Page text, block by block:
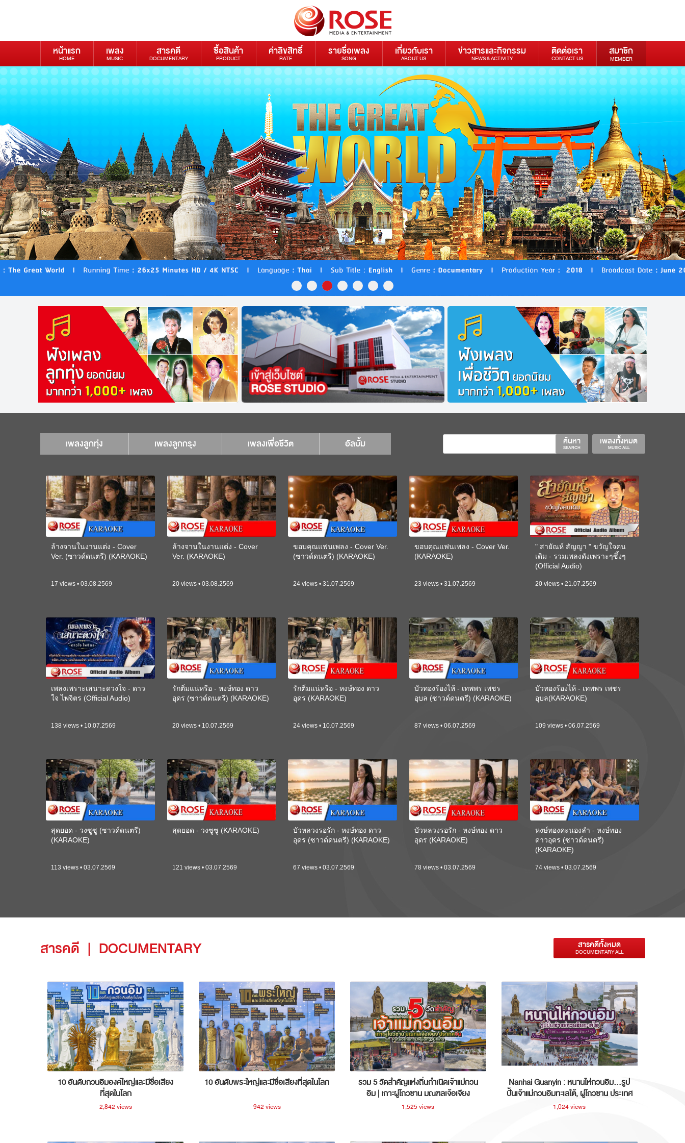
หน้าแรก
HOME
เพลง
MUSIC
สารคดี
DOCUMENTARY
ซื้อสินค้า
PRODUCT
ค่าลิขสิทธิ์
RATE
รายชื่อเพลง
SONG
เกี่ยวกับเรา
ABOUT US
ข่าวสารและกิจกรรม
NEWS & ACTIVITY
ติดต่อเรา
CONTACT US
สมาชิก
MEMBER
เพลงลูกทุ่ง เพลงลูกกรุง เพลงเพื่อชีวิต อัลบั้ม เพลงทั้งหมด
MUSIC ALL
ค้นหา
SEARCH
ล้างจานในงานแต่ง - Cover
Ver. (ซาวด์ดนตรี) (KARAOKE)
17 views • 03.08.2569
ล้างจานในงานแต่ง - Cover
Ver. (KARAOKE)
20 views • 03.08.2569
ขอบคุณแฟนเพลง - Cover Ver.
(ซาวด์ดนตรี) (KARAOKE)
24 views • 31.07.2569
ขอบคุณแฟนเพลง - Cover Ver.
(KARAOKE)
23 views • 31.07.2569
" สายัณห์ สัญญา " ขวัญใจคน
เดิม - รวมเพลงดังเพราะๆซึ้งๆ
(Official Audio)
20 views • 21.07.2569
เพลงเพราะเสนาะดวงใจ - ดาว
ใจ ไพจิตร (Official Audio)
138 views • 10.07.2569
รักติ๋มแน่หรือ - หงษ์ทอง ดาว
อุดร (ซาวด์ดนตรี) (KARAOKE)
20 views • 10.07.2569
รักติ๋มแน่หรือ - หงษ์ทอง ดาว
อุดร (KARAOKE)
24 views • 10.07.2569
บัวทองร้องไห้ - เทพพร เพชร
อุบล (ซาวด์ดนตรี) (KARAOKE)
87 views • 06.07.2569
บัวทองร้องไห้ - เทพพร เพชร
อุบล(KARAOKE)
109 views • 06.07.2569
สุดยอด - วงซูซู (ซาวด์ดนตรี)
(KARAOKE)
113 views • 03.07.2569
สุดยอด - วงซูซู (KARAOKE)
121 views • 03.07.2569
บัวหลวงรอรัก - หงษ์ทอง ดาว
อุดร (ซาวด์ดนตรี) (KARAOKE)
67 views • 03.07.2569
บัวหลวงรอรัก - หงษ์ทอง ดาว
อุดร (KARAOKE)
78 views • 03.07.2569
หงษ์ทองคะนองลำ - หงษ์ทอง
ดาวอุดร (ซาวด์ดนตรี)
(KARAOKE)
74 views • 03.07.2569
สารคดี | DOCUMENTARY สารคดีทั้งหมด
DOCUMENTARY ALL
10 อันดับกวนอิมองค์ใหญ่และมีชื่อเสียง
ที่สุดในโลก
2,842 views
10 อันดับพระใหญ่และมีชื่อเสียงที่สุดในโลก
942 views
รวม 5 วัดสำคัญแห่งถิ่นกำเนิดเจ้าแม่กวน
อิม | เกาะผู่โถวซาน มณฑลเจ้อเจียง
ประเทศจีน
1,525 views
Nanhai Guanyin : หนานไห่กวนอิม...รูป
ปั้นเจ้าแม่กวนอิมทะเลใต้, ผู่โถวซาน ประเทศ
จีน
1,024 views